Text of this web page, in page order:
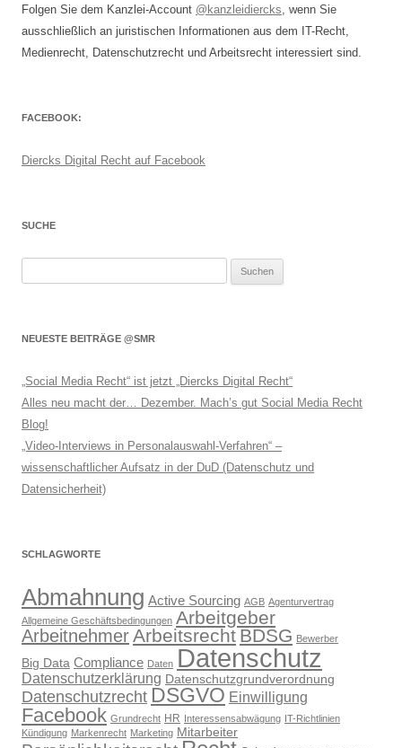
Folgen Sie dem Kanzlei-Account @kanzleidiercks, wenn Sie
ausschließlich an juristischen Informationen aus dem IT-Recht,
Medienrecht, Datenschutzrecht und Arbeitsrecht interessiert sind.
FACEBOOK:
Diercks Digital Recht auf Facebook
SUCHE
NEUESTE BEITRÄGE @SMR
„Social Media Recht“ ist jetzt „Diercks Digital Recht“
Alles neu macht der… Dezember. Mach’s gut Social Media Recht
Blog!
„Video-Interviews in Personalauswahl-Verfahren“ –
wissenschaftlicher Aufsatz in der DuD (Datenschutz und
Datensicherheit)
SCHLAGWORTE
Abmahnung Active Sourcing AGB Agenturvertrag
Allgemeine Geschäftsbedingungen Arbeitgeber
ArbeitnehmerArbeitsrecht BDSG Bewerber
Big Data Compliance Daten Datenschutz
Datenschutzerklärung Datenschutzgrundverordnung
Datenschutzrecht DSGVO Einwilligung
Facebook Grundrecht HR Interessensabwägung IT-Richtlinien
Kündigung Markenrecht Marketing Mitarbeiter